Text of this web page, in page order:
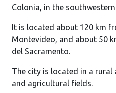
Colonia, in the
It is located about 120 km
Montevideo, and about 50
del Sacramento.
The city is located in a rural
and agricultural fields.